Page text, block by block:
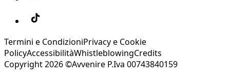
Termini e CondizioniPrivacy e Cookie
PolicyAccessibilitàWhistleblowingCredits
Copyright 2026 ©Avvenire P.Iva 00743840159